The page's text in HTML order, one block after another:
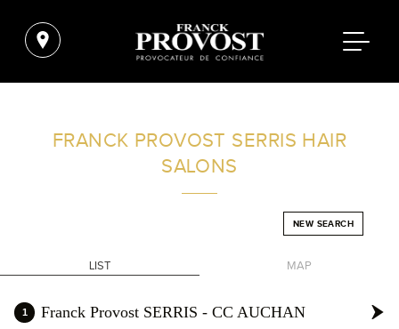
FRANCK PROVOST SERRIS HAIR
SALONS
NEW SEARCH
LIST MAP
+
1 Franck Provost SERRIS - CC AUCHAN